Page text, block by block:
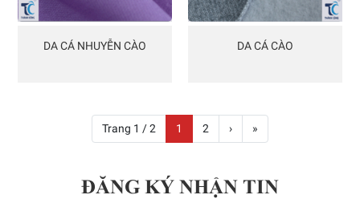
DA CÁ NHUYỄN CÀO DA CÁ CÀO
Trang 1 / 2 1 2 › »
ĐĂNG KÝ NHẬN TIN